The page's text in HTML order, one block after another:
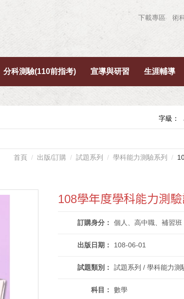
下載專區 術
分科測驗(110前指考) 宣導與研習 生涯輔導
字級：
首頁 出版/訂購 試題系列 學科能力測驗系列
108學年度學科能力測
訂購身分 個人、高中職、補習班
出版日期 108-06-01
試題類別 試題系列 / 學科能力測
科目 數學